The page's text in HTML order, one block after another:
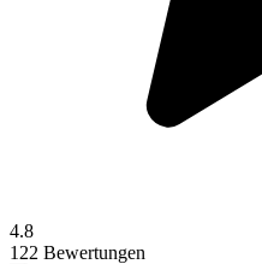
4.8
122 Bewertungen